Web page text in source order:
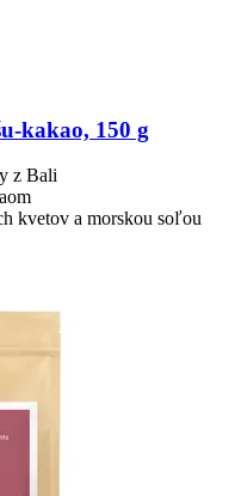
​kakao, 150 g
z Bali
kvetov a morskou soľou